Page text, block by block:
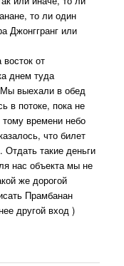
то ли один
Джонггранг или
от
днем туда
Мы выехали в обед
в потоке, пока не
времени небо
что билет
Отдать такие деньги
нас объекта мы не
же дорогой
Прамбанан
другой вход )